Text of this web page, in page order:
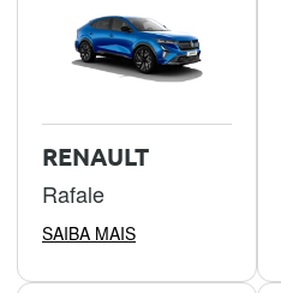
RENAULT
Rafale
SAIBA MAIS